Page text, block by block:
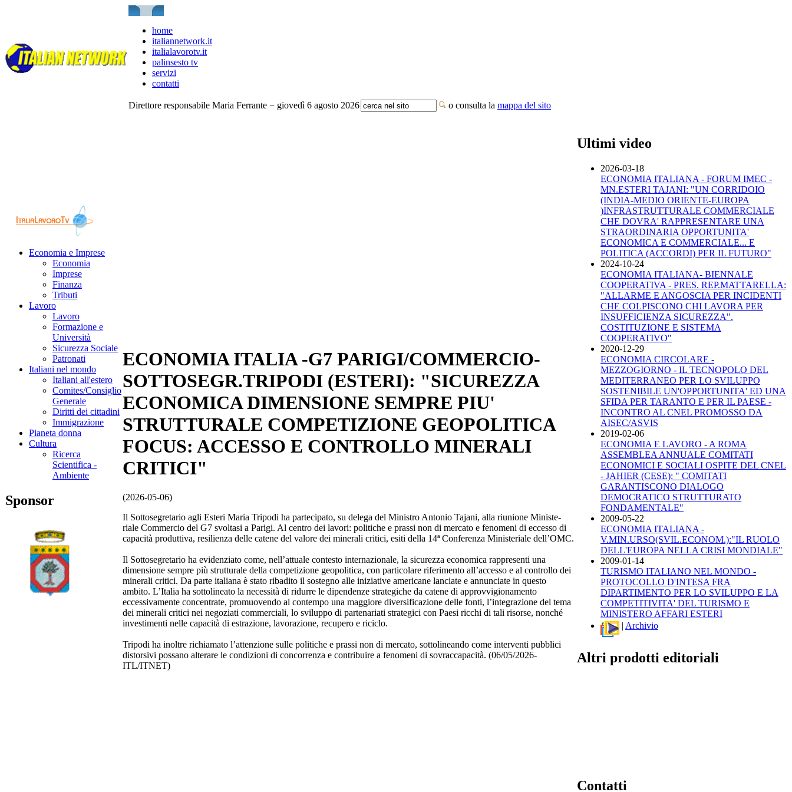
home
italiannetwork.it
italialavorotv.it
palinsesto tv
servizi
contatti
Direttore responsabile Maria Ferrante − giovedì 6 agosto 2026 o consulta la mappa del sito
Economia e Imprese
Economia
Imprese
Finanza
Tributi
Lavoro
Lavoro
Formazione e
Università
Sicurezza Sociale
Patronati
Italiani nel mondo
Italiani all'estero
Comites/Consiglio
Generale
Diritti dei cittadini
Immigrazione
Pianeta donna
Cultura
Ricerca
Scientifica -
Ambiente
Sponsor
ECONOMIA ITALIA -G7 PARIGI/COMMERCIO-
SOTTOSEGR.TRIPODI (ESTERI): "SICUREZZA
ECONOMICA DIMENSIONE SEMPRE PIU'
STRUTTURALE COMPETIZIONE GEOPOLITICA
FOCUS: ACCESSO E CONTROLLO MINERALI
CRITICI"
(2026-05-06)
Il Sottosegretario agli Esteri Maria Tripodi ha partecipato, su delega del Ministro Antonio Tajani, alla riunione Ministe-
riale Commercio del G7 svoltasi a Parigi. Al centro dei lavori: politiche e prassi non di mercato e fenomeni di eccesso di
capacità produttiva, resilienza delle catene del valore dei minerali critici, esiti della 14ª Conferenza Ministeriale dell’OMC.
Il Sottosegretario ha evidenziato come, nell’attuale contesto internazionale, la sicurezza economica rappresenti una
dimensione sempre più strutturale della competizione geopolitica, con particolare riferimento all’accesso e al controllo dei
minerali critici. Da parte italiana è stato ribadito il sostegno alle iniziative americane lanciate e annunciate in questo
ambito. L’Italia ha sottolineato la necessità di ridurre le dipendenze strategiche da catene di approvvigionamento
eccessivamente concentrate, promuovendo al contempo una maggiore diversificazione delle fonti, l’integrazione del tema
dei minerali critici nei negoziati commerciali, lo sviluppo di partenariati strategici con Paesi ricchi di tali risorse, nonché
investimenti nelle capacità di estrazione, lavorazione, recupero e riciclo.
Tripodi ha inoltre richiamato l’attenzione sulle politiche e prassi non di mercato, sottolineando come interventi pubblici
distorsivi possano alterare le condizioni di concorrenza e contribuire a fenomeni di sovraccapacità. (06/05/2026-
ITL/ITNET)
Ultimi video
2026-03-18
ECONOMIA ITALIANA - FORUM IMEC -
MN.ESTERI TAJANI: "UN CORRIDOIO
(INDIA-MEDIO ORIENTE-EUROPA
)INFRASTRUTTURALE COMMERCIALE
CHE DOVRA' RAPPRESENTARE UNA
STRAORDINARIA OPPORTUNITA'
ECONOMICA E COMMERCIALE... E
POLITICA (ACCORDI) PER IL FUTURO"
2024-10-24
ECONOMIA ITALIANA- BIENNALE
COOPERATIVA - PRES. REP.MATTARELLA:
"ALLARME E ANGOSCIA PER INCIDENTI
CHE COLPISCONO CHI LAVORA PER
INSUFFICIENZA SICUREZZA".
COSTITUZIONE E SISTEMA
COOPERATIVO"
2020-12-29
ECONOMIA CIRCOLARE -
MEZZOGIORNO - IL TECNOPOLO DEL
MEDITERRANEO PER LO SVILUPPO
SOSTENIBILE UN'OPPORTUNITA' ED UNA
SFIDA PER TARANTO E PER IL PAESE -
INCONTRO AL CNEL PROMOSSO DA
AISEC/ASVIS
2019-02-06
ECONOMIA E LAVORO - A ROMA
ASSEMBLEA ANNUALE COMITATI
ECONOMICI E SOCIALI OSPITE DEL CNEL
- JAHIER (CESE): " COMITATI
GARANTISCONO DIALOGO
DEMOCRATICO STRUTTURATO
FONDAMENTALE"
2009-05-22
ECONOMIA ITALIANA -
V.MIN.URSO(SVIL.ECONOM.):"IL RUOLO
DELL'EUROPA NELLA CRISI MONDIALE"
2009-01-14
TURISMO ITALIANO NEL MONDO -
PROTOCOLLO D'INTESA FRA
DIPARTIMENTO PER LO SVILUPPO E LA
COMPETITIVITA' DEL TURISMO E
MINISTERO AFFARI ESTERI
| Archivio
Altri prodotti editoriali
Contatti